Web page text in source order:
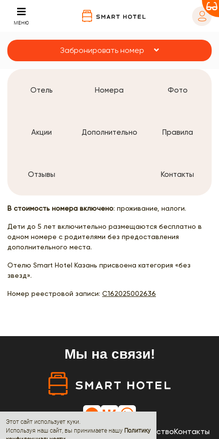
МЕНЮ
Забронировать номер
Отель Номера Фото
Акции Дополнительно Правила
Отзывы Контакты
В стоимость номера включено: проживание, налоги.
Дети до 5 лет включительно размещаются бесплатно в
одном номере с родителями без предоставления
дополнительного места.
Отелю Smart Hotel Казань присвоена категория «без
звезд».
Номер реестровой записи: С162025002636
Этот сайт использует куки.
Используя наш сайт, вы принимаете нашу Политику
Мы на связи!
ОтелиАкцииНовостиО насСотрудничествоКонтакты